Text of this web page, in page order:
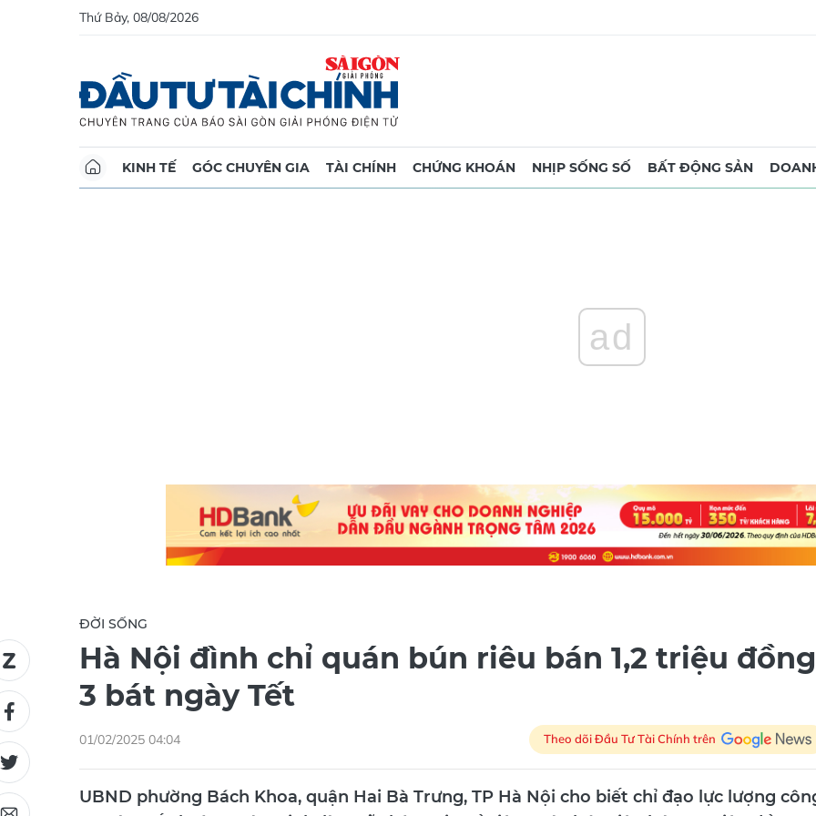
Thứ Bảy, 08/08/2026
KINH TẾ GÓC CHUYÊN GIA TÀI CHÍNH CHỨNG KHOÁN NHỊP SỐNG SỐ BẤT ĐỘNG SẢN
ad
ĐỜI SỐNG
Hà Nội đình chỉ quán bún riêu bán 1,2 triệu đồng
3 bát ngày Tết
01/02/2025 04:04 Theo dõi Đầu Tư Tài Chính trên
UBND phường Bách Khoa, quận Hai Bà Trưng, TP Hà Nội cho biết chỉ đạo lực lượng